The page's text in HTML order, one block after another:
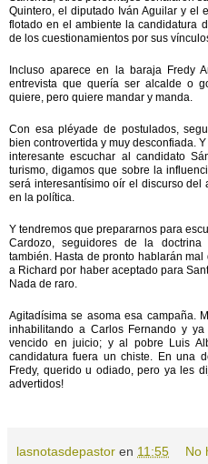
Quintero, el diputado Iván Aguilar y el
flotado en el ambiente la candidatura
de los cuestionamientos por sus
Incluso aparece en la baraja Fredy
entrevista que quería ser alcalde o
quiere, pero quiere mandar y manda.
Con esa pléyade de postulados,
bien controvertida y muy desconfiada.
interesante escuchar al candidato
turismo, digamos que sobre la
será interesantísimo oír el discurso del
en la política.
Y tendremos que prepararnos para
Cardozo, seguidores de la doctrina
también. Hasta de pronto hablarán mal
a Richard por haber aceptado para
Nada de raro.
Agitadísima se asoma esa campaña.
inhabilitando a Carlos Fernando y
vencido en juicio; y al pobre Luis
candidatura fuera un chiste. En una
Fredy, querido u odiado, pero ya les
advertidos!
lasnotasdepastor en 11:55 No